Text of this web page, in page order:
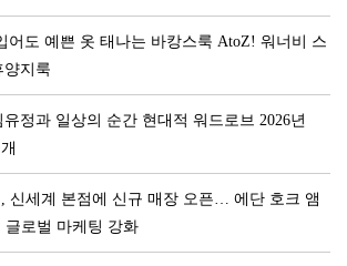
어도 예쁜 옷 태나는 바캉스룩 AtoZ! 워너비 스
양지룩
정과 일상의 순간 현대적 워드로브 2026년
신세계 본점에 신규 매장 오픈… 에단 호크 앰
글로벌 마케팅 강화